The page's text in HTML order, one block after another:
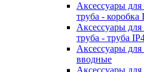
Аксессуары
труба - коробка
Аксессуары
труба - труба
Аксессуары
вводные
Аксессуары